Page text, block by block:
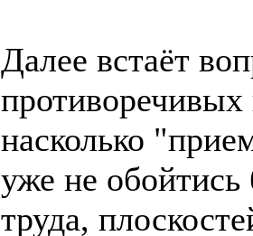
Далее встаёт
насколько
уже не обойтись
труда,